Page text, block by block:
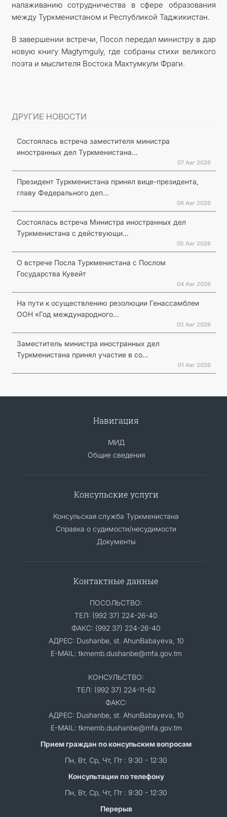
налаживанию сотрудничества в сфере образования
между Туркменистаном и Республикой Таджикистан.
В завершении встречи, Посол передал министру в дар
новую книгу Magtymguly, где собраны стихи великого
поэта и мыслителя Востока Махтумкули Фраги.
ДРУГИЕ НОВОСТИ
Состоялась встреча заместителя министра
иностранных дел Туркменистана...
07 Авг 2026
Президент Туркменистана принял вице-президента,
главу Федерального деп...
06 Авг 2026
Состоялась встреча Министра иностранных дел
Туркменистана с действующи...
05 Авг 2026
О встрече Посла Туркменистана с Послом
Государства Кувейт
04 Авг 2026
На пути к осуществлению резолюции Генассамблеи
ООН «Год международного...
02 Авг 2026
Заместитель министра иностранных дел
Туркменистана принял участие в со...
01 Авг 2026
Навигация
МИД
Общие сведения
Консульские услуги
Консульская служба Туркменистана
Справка о судимости/несудимости
Документы
Контактные данные
ПОСОЛЬСТВО:
ТЕЛ: (992 37) 224-26-40
ФАКС: (992 37) 224-26-40
АДРЕС: Dushanbe, st. AhunBabayeva, 10
E-MAIL: tkmemb.dushanbe@mfa.gov.tm
КОНСУЛЬСТВО:
ТЕЛ: (992 37) 224-11-62
ФАКС:
АДРЕС: Dushanbe, st. AhunBabayeva, 10
E-MAIL: tkmemb.dushanbe@mfa.gov.tm
Прием граждан по консульским вопросам
Пн, Вт, Ср, Чт, Пт : 9:30 - 12:30
Консультации по телефону
Пн, Вт, Ср, Чт, Пт : 9:30 - 12:30
Перерыв